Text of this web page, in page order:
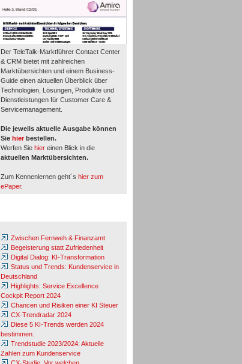
Der TeleTalk-Marktführer Contact Center
& CRM bietet mit zahlreichen
Marktübersichten und einem Business-
Guide einen aktuellen Überblick über
Technologien, Lösungen, Produkte und
Dienstleistungen für Customer Care &
Servicemanagement.
Die jeweils aktuelle Ausgabe können
Sie hier bestellen.
Werfen Sie hier einen Blick in die
aktuellen Marktübersichten.
Zum Kennenlernen geht´s hier zum
ePaper.
Zwischen Fernweh & Finanzamt
Begeisterung statt Zufriedenheit
Digital Dialog: KI-Transformation
Status und Trends: Kundenservice in
Deutschland
Highlights: Service Excellence
Cockpit Report 2024
Chancen und Risiken einer KI Steuer
CX-Trendradar 2024
Diese 5 KI-Trends werden 2024
bestimmen.
Trendstudie 2023/2024: Aktuelle
Zahlen zum Kundenservice